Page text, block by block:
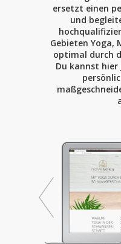
ersetzt einen
und
Gebieten Yoga,
optimal durch
Du kannst